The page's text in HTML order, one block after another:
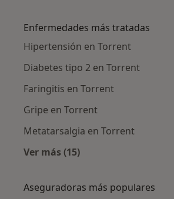
Enfermedades más tratadas
Hipertensión en Torrent
Diabetes tipo 2 en Torrent
Faringitis en Torrent
Gripe en Torrent
Metatarsalgia en Torrent
Ver más (15)
Aseguradoras más populares